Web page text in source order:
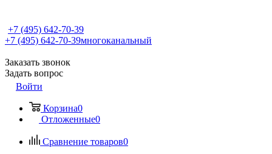
+7 (495) 642-70-39
+7 (495) 642-70-39многоканальный
Заказать звонок
Задать вопрос
Войти
Корзина0
Отложенные0
Сравнение товаров0